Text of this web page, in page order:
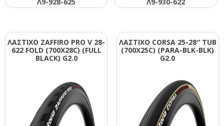
ΛΑΣΤΙΧΟ ΖΑFFΙRΟ ΡRΟ V 28-
622 FΟLD (700Χ28C) (FULL
ΒLΑCΚ) G2.0
ΛΑΣΤΙΧΟ CΟRSΑ 25-28″ ΤUΒ
(700Χ25C) (ΡΑRΑ-ΒLΚ-ΒLΚ)
G2.0